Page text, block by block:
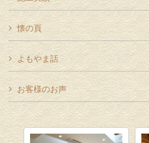
懐の頁
よもやま話
お客様のお声